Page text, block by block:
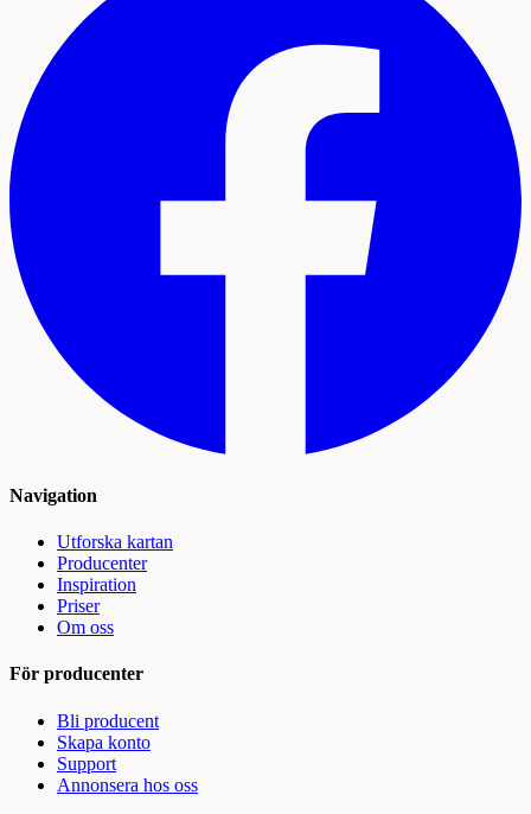
Navigation
Utforska kartan
Producenter
Inspiration
Priser
Om oss
För producenter
Bli producent
Skapa konto
Support
Annonsera hos oss